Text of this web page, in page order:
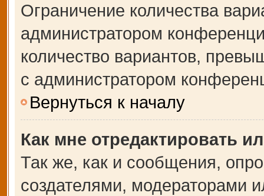
Ограничение количества
администратором
количество вариантов,
с администратором
Вернуться к началу
Как мне отредактировать
Так же, как и сообщения,
создателями, модераторами